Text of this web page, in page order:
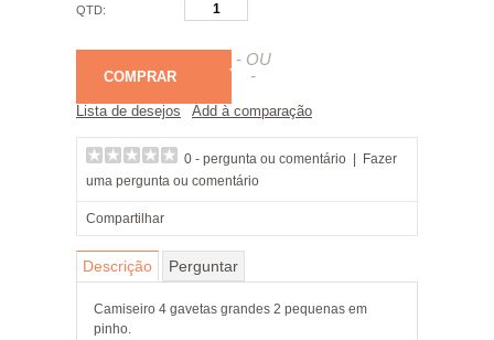
QTD:
COMPRAR
- OU
-
Lista de desejos Add à comparação
0 - pergunta ou comentário
Fazer
uma pergunta ou comentário
Compartilhar
Descrição Perguntar
Camiseiro 4 gavetas grandes 2 pequenas em
pinho.